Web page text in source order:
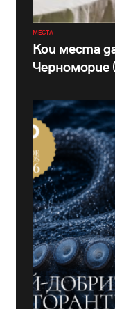
МЕСТА
Кои места
Черноморие